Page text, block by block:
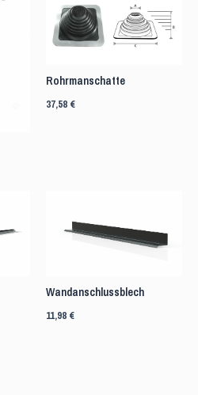
Rohrmanschatte
37,58 €
Wandanschlussblech
11,98 €